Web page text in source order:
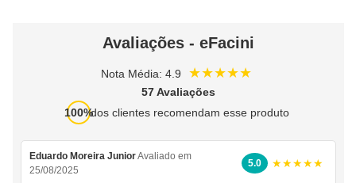
Avaliações - eFacini
Nota Média: 4.9 ★★★★★
57 Avaliações
100%dos clientes recomendam esse produto
Eduardo Moreira JuniorAvaliado em
25/08/2025
5.0 ★★★★★